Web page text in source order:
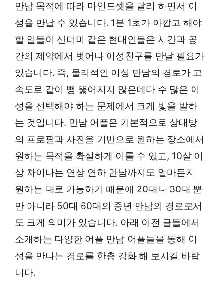
만남 목적에 따라 마인드셋을 달리 하면서 이
성을 만날 수 있습니다. 1분 1초가 아깝고 해야
할 일들이 산더미 같은 현대인들은 시간과 공
간의 제약에서 벗어나 이성친구를 만날 필요가
있습니다. 즉, 물리적인 이성 만남의 경로가 고
속도로 같이 뻥 뚫어지지 않은데다 수 많은 이
성을 선택해야 하는 문제에서 크게 빛을 발하
는 것입니다. 만남 어플은 기본적으로 상대방
의 프로필과 사진을 기반으로 원하는 장소에서
원하는 목적을 확실하게 이룰 수 있고, 10살 이
상 차이나는 연상 연하 만남까지도 얼마든지
원하는 대로 가능하기 때문에 20대나 30대 뿐
만 아니라 50대 60대의 중년 만남의 경로로서
도 크게 의미가 있습니다. 아래 이전 글들에서
소개하는 다양한 어플 만남 어플들을 통해 이
성을 만나는 경로를 한층 강화 해 보시길 바랍
니다.